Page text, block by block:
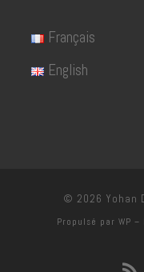
Français
English
© 2026 Yohan
Propulsé par WP –